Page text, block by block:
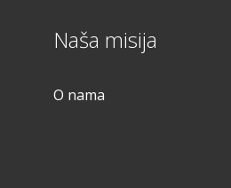
Naša misija
O nama